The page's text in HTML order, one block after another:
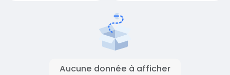
Aucune donnée à afficher